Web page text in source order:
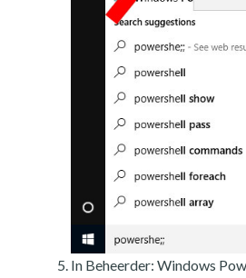
In Beheerder: Windows